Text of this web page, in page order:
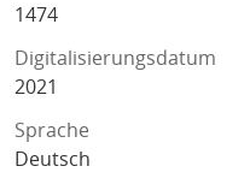
1474
Digitalisierungsdatum
2021
Sprache
Deutsch